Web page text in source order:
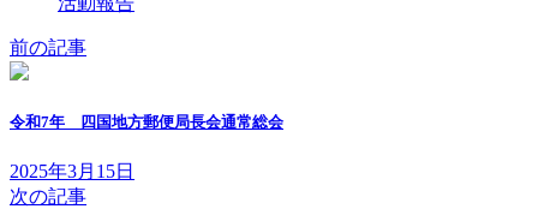
前の記事
令和7年 四国地方郵便局長会通常総会
2025年3月15日
次の記事